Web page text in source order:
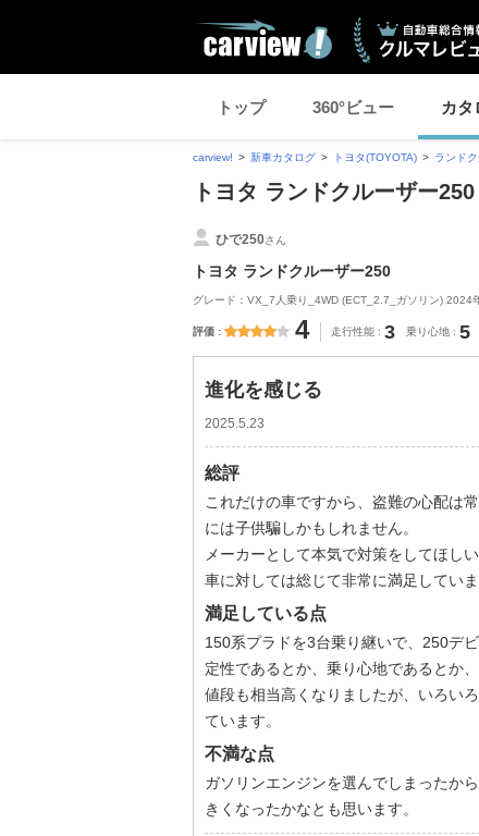
トップ 360°ビュー カタ
carview! 新車カタログ トヨタ(TOYOTA) ランド
トヨタ ランドクルーザー
ひで250さん
トヨタ ランドクルーザー250
グレード：VX_7人乗り_4WD (ECT_2.7_ガソリン) 2024
評価 4 走行性能 3 乗り心地 5
進化を感じる
2025.5.23
総評
これだけの車ですから、盗難の心配は
には子供騙しかもしれません。
メーカーとして本気で対策をしてほしい
車に対しては総じて非常に満足していま
満足している点
150系プラドを3台乗り継いで、250デ
定性であるとか、乗り心地であるとか
値段も相当高くなりましたが、いろい
ています。
不満な点
ガソリンエンジンを選んでしまったか
きくなったかなとも思います。